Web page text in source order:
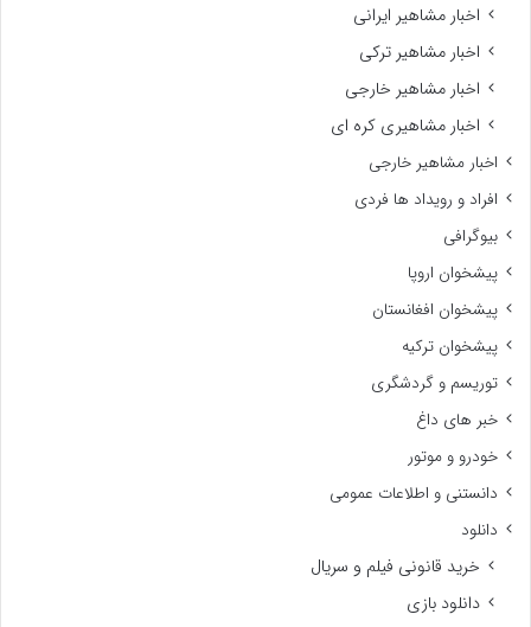
اخبار مشاهیر ایرانی
اخبار مشاهیر ترکی
اخبار مشاهیر خارجی
اخبار مشاهیری کره ای
اخبار مشاهیر خارجی
افراد و رویداد ها فردی
بیوگرافی
پیشخوان اروپا
پیشخوان افغانستان
پیشخوان ترکیه
توریسم و گردشگری
خبر های داغ
خودرو و موتور
دانستنی و اطلاعات عمومی
دانلود
خرید قانونی فیلم و سریال
دانلود بازی